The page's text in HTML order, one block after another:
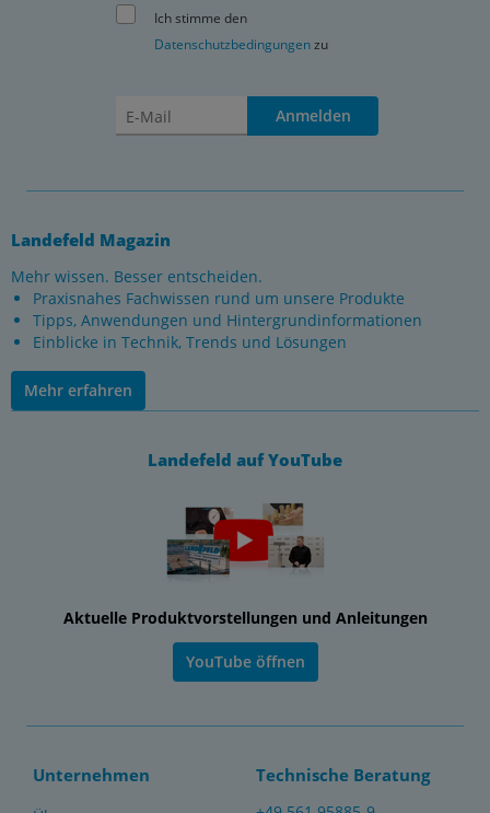
Ich stimme den
Datenschutzbedingungenzu
Anmelden
Landefeld Magazin
Mehr wissen. Besser entscheiden.
Praxisnahes Fachwissen rund um unsere Produkte
Tipps, Anwendungen und Hintergrundinformationen
Einblicke in Technik, Trends und Lösungen
Mehr erfahren
Landefeld auf YouTube
Aktuelle Produktvorstellungen und Anleitungen
YouTube öffnen
Unternehmen Technische Beratung